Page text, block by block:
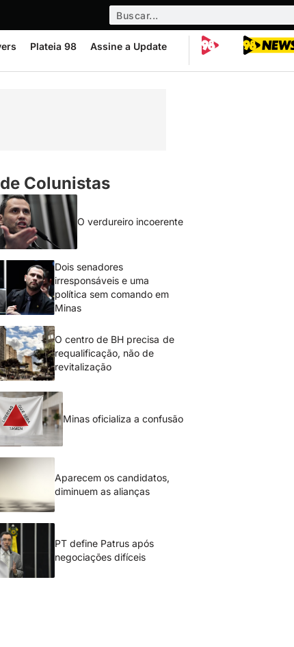
Plateia 98 Assine a Update
Colunistas
O verdureiro incoerente
Dois senadores
irresponsáveis e uma
política sem comando em
Minas
O centro de BH precisa de
requalificação, não de
revitalização
Minas oficializa a confusão
Aparecem os candidatos,
diminuem as alianças
PT define Patrus após
negociações difíceis